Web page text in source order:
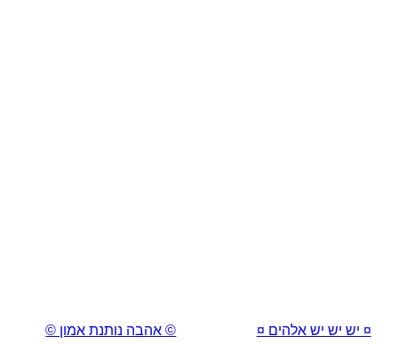
¤ יש יש יש אלהים ¤
© אהבה נותנת אמון ©